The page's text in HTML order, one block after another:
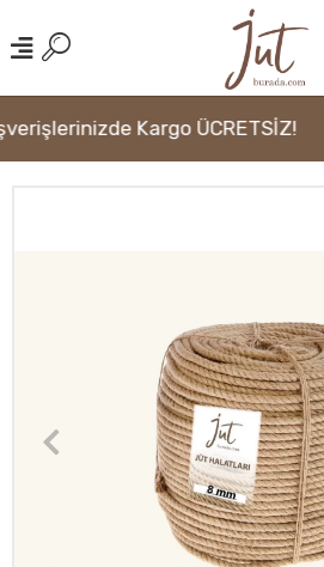
Kargo ÜCRETSİZ!